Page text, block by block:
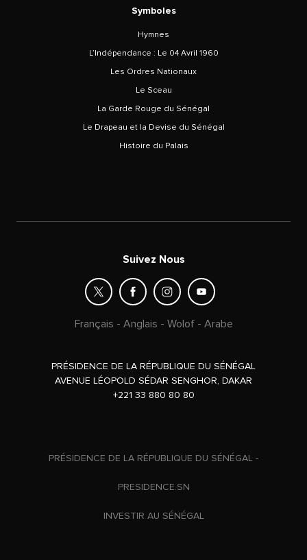
Symboles
Hymnes
L’Indépendance : Le 04 Avril 1960
Les Ordres Nationaux
Le Sceau
La Garde Rouge du Sénégal
Le Drapeau et la Devise du Sénégal
Histoire du Palais
Suivez Nous
Français - Anglais - Wolof- Arabe
PRÉSIDENCE DE LA RÉPUBLIQUE DU SÉNÉGAL
AVENUE LÉOPOLD SÉDAR SENGHOR, DAKAR
+221 33 880 80 80
PRÉSIDENCE DE LA RÉPUBLIQUE DU SÉNÉGAL -
PRESIDENCE.SN
INVESTIR AU SÉNÉGAL